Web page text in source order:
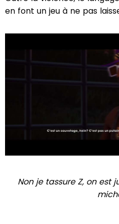
en font un jeu à ne pas
Non je tassure Z, on est